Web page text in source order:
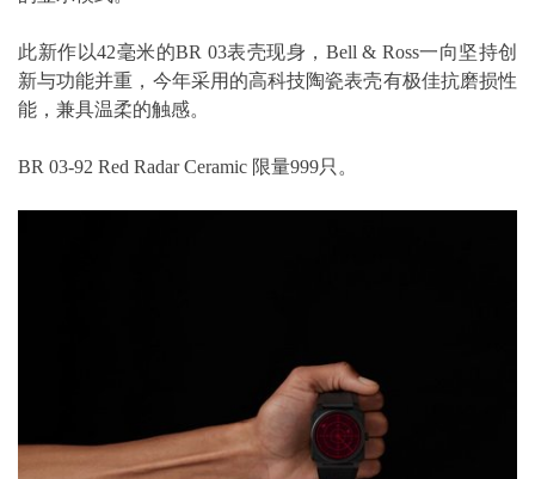
此新作以42毫米的BR 03表壳现身，Bell & Ross一向坚持创
新与功能并重，今年采用的高科技陶瓷表壳有极佳抗磨损性
能，兼具温柔的触感。
BR 03-92 Red Radar Ceramic 限量999只。